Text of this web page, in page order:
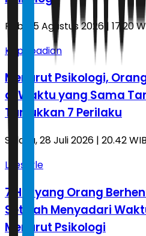
Rabu, 5 Agustus 2026 | 17.20
Kepribadian
Menurut Psikologi,
di Waktu yang Sama
Tunjukkan 7 Perilaku
Selasa, 28 Juli 2026 | 20.42 WIB
Lifestyle
7 Hal yang Orang
Setelah Menyadari
Menurut Psikologi